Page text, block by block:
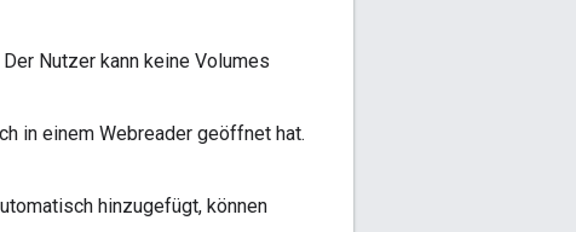
Nutzer kann keine Volumes
in einem Webreader geöffnet hat.
hinzugefügt, können